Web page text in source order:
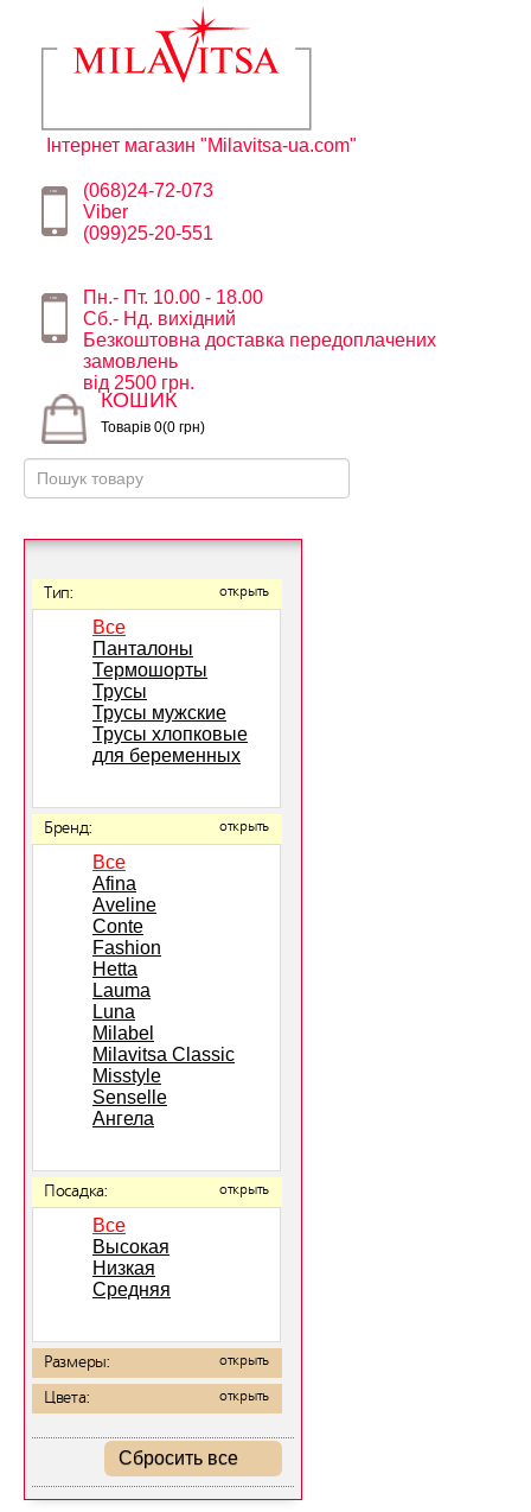
Інтернет магазин "Milavitsa-ua.com"
(068)24-72-073
Viber
(099)25-20-551
Пн.- Пт. 10.00 - 18.00
Сб.- Нд. вихідний
Безкоштовна доставка передоплачених
замовлень
від 2500 грн.
КОШИК
Товарів 0(0 грн)
Тип: открыть
Все
Панталоны
Термошорты
Трусы
Трусы мужские
Трусы хлопковые
для беременных
Бренд: открыть
Все
Afina
Aveline
Conte
Fashion
Hetta
Lauma
Luna
Milabel
Milavitsa Classic
Misstyle
Senselle
Ангела
Посадка: открыть
Все
Высокая
Низкая
Средняя
Размеры: открыть
Цвета: открыть
Сбросить все